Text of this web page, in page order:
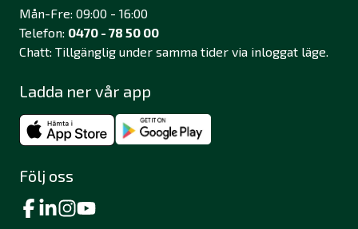
Mån-Fre: 09:00 - 16:00
Telefon: 0470 - 78 50 00
Chatt: Tillgänglig under samma tider via inloggat läge.
Ladda ner vår app
Följ oss